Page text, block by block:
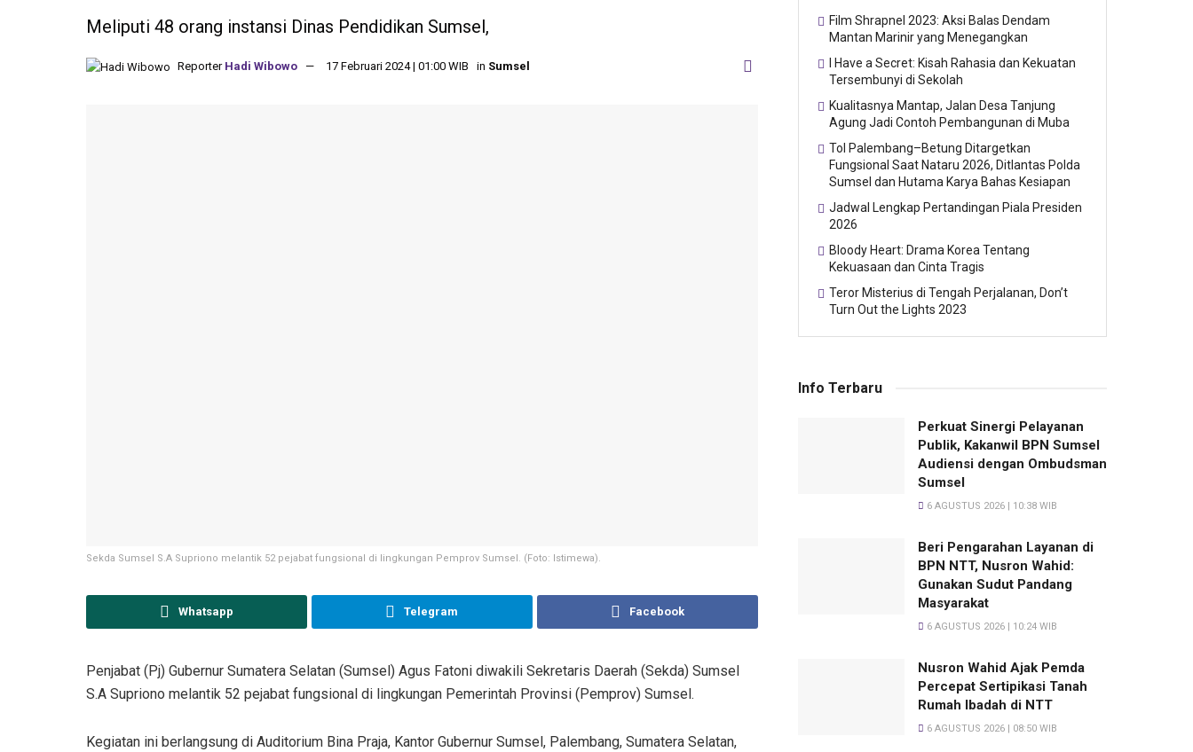
Meliputi 48 orang instansi Dinas Pendidikan Sumsel,
Reporter Hadi Wibowo 17 Februari 2024 | 01:00 WIB in Sumsel
Sekda Sumsel S.A Supriono melantik 52 pejabat fungsional di lingkungan Pemprov Sumsel. (Foto: Istimewa).
Whatsapp Telegram Facebook
Penjabat (Pj) Gubernur Sumatera Selatan (Sumsel) Agus Fatoni diwakili Sekretaris Daerah (Sekda) Sumsel
S.A Supriono melantik 52 pejabat fungsional di lingkungan Pemerintah Provinsi (Pemprov) Sumsel.
Kegiatan ini berlangsung di Auditorium Bina Praja, Kantor Gubernur Sumsel, Palembang, Sumatera Selatan,
Film Shrapnel 2023: Aksi Balas Dendam
Mantan Marinir yang Menegangkan
I Have a Secret: Kisah Rahasia dan Kekuatan
Tersembunyi di Sekolah
Kualitasnya Mantap, Jalan Desa Tanjung
Agung Jadi Contoh Pembangunan di Muba
Tol Palembang–Betung Ditargetkan
Fungsional Saat Nataru 2026, Ditlantas Polda
Sumsel dan Hutama Karya Bahas Kesiapan
Jadwal Lengkap Pertandingan Piala Presiden
2026
Bloody Heart: Drama Korea Tentang
Kekuasaan dan Cinta Tragis
Teror Misterius di Tengah Perjalanan, Don’t
Turn Out the Lights 2023
Info Terbaru
Perkuat Sinergi Pelayanan
Publik, Kakanwil BPN Sumsel
Audiensi dengan Ombudsman
Sumsel
6 AGUSTUS 2026 | 10:38 WIB
Beri Pengarahan Layanan di
BPN NTT, Nusron Wahid:
Gunakan Sudut Pandang
Masyarakat
6 AGUSTUS 2026 | 10:24 WIB
Nusron Wahid Ajak Pemda
Percepat Sertipikasi Tanah
Rumah Ibadah di NTT
6 AGUSTUS 2026 | 08:50 WIB